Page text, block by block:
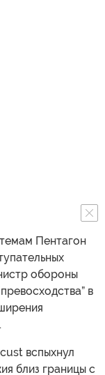
Пентагон
обороны
в
вспыхнул
близ границы с